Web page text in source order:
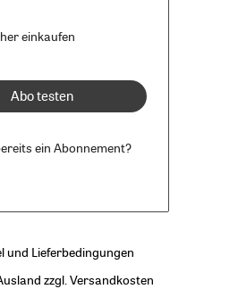
einkaufen
Abo testen
ein Abonnement?
und Lieferbedingungen
zzgl. Versandkosten